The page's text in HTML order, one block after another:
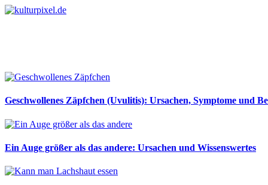
Geschwollenes Zäpfchen (Uvulitis): Ursachen, Symptome und
Ein Auge größer als das andere: Ursachen und Wissenswertes